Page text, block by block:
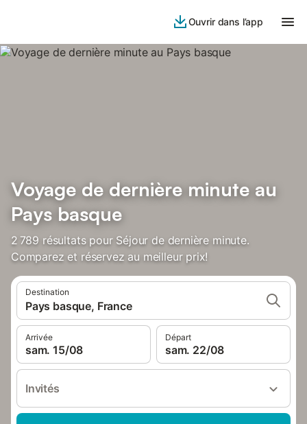
Ouvrir dans l’app
Voyage de dernière minute au
Pays basque
2 789 résultats pour Séjour de dernière minute.
Comparez et réservez au meilleur prix!
Destination
Pays basque, France
Arrivée
sam. 15/08
Départ
sam. 22/08
Invités